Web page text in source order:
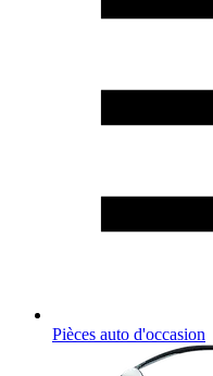
Pièces auto d'occasion